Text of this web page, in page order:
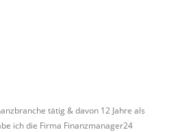
tätig & davon 12 Jahre als
ich die Firma Finanzmanager24